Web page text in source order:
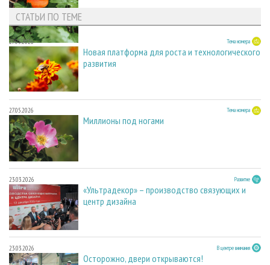
СТАТЬИ ПО ТЕМЕ
27.05.2026 Тема номера
Новая платформа для роста и технологического
развития
27.05.2026 Тема номера
Миллионы под ногами
23.03.2026 Развитие
«Ультрадекор» – производство связующих и
центр дизайна
23.03.2026 В центре внимания
Осторожно, двери открываются!